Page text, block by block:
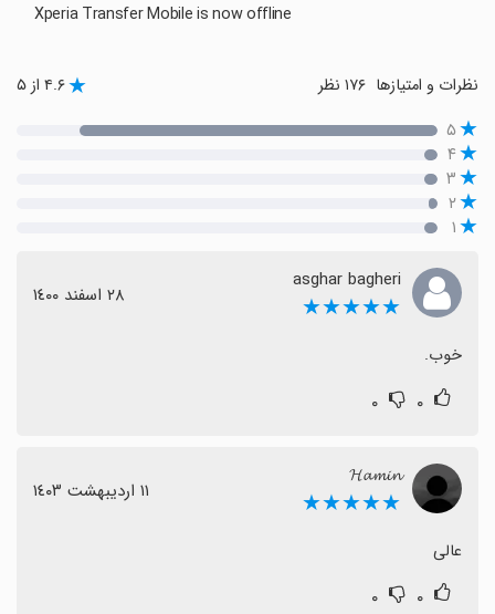
Xperia Transfer Mobile is now offline
نظرات و امتیازها ۴.۶ از ۵
۵
۴
۳
۲
۱
asghar bagheri
★★★★★ ٢٨ اسفند ١٤٠٠
خوب.
۰ ۰
‌𝓗𝓪𝓶𝓲𝓷
★★★★★ ١١ اردیبهشت ١٤٠٣
عالی
۰ ۰